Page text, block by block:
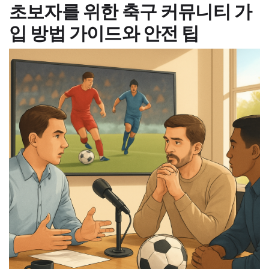
초보자를 위한 축구 커뮤니티 가
입 방법 가이드와 안전 팁